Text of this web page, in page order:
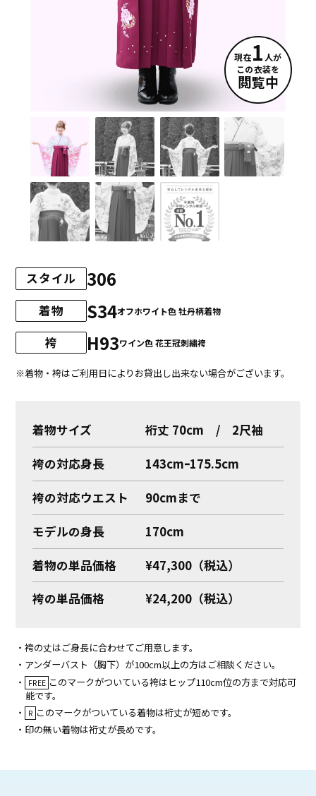
現在1 人が
この衣装を
閲覧中
スタイル 306
着物 S34オフホワイト色 牡丹柄着物
袴 H93ワイン色 花王冠刺繍袴
※着物・袴はご利用日によりお貸出し出来ない場合がございます。
着物サイズ
裄丈 70cm / 2尺袖
袴の対応身長
143cmｰ175.5cm
袴の対応ウエスト
90cmまで
モデルの身長
170cm
着物の単品価格
¥47,300（税込）
袴の単品価格
¥24,200（税込）
・袴の丈はご身長に合わせてご用意します。
・アンダーバスト（胸下）が100cm以上の方はご相談ください。
・
FREE このマークがついている袴はヒップ110cm位の方まで対応可
能です。
・
R このマークがついている着物は裄丈が短めです。
・印の無い着物は裄丈が長めです。